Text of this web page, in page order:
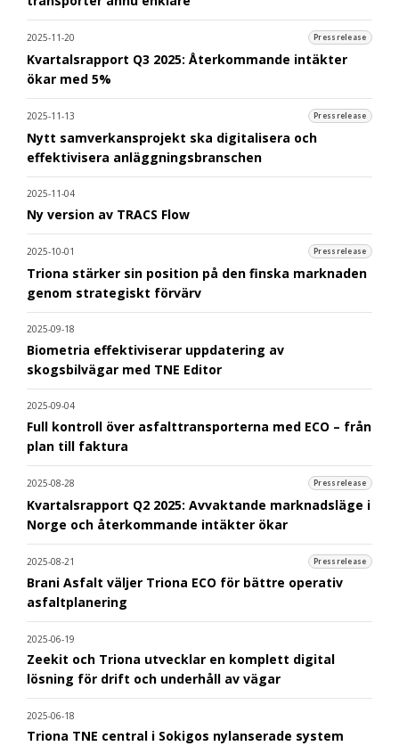
2025-11-20 Pressrelease
Kvartalsrapport Q3 2025: Återkommande intäkter
ökar med 5%
2025-11-13 Pressrelease
Nytt samverkansprojekt ska digitalisera och
effektivisera anläggningsbranschen
2025-11-04
Ny version av TRACS Flow
2025-10-01 Pressrelease
Triona stärker sin position på den finska marknaden
genom strategiskt förvärv
2025-09-18
Biometria effektiviserar uppdatering av
skogsbilvägar med TNE Editor
2025-09-04
Full kontroll över asfalttransporterna med ECO – från
plan till faktura
2025-08-28 Pressrelease
Kvartalsrapport Q2 2025: Avvaktande marknadsläge i
Norge och återkommande intäkter ökar
2025-08-21 Pressrelease
Brani Asfalt väljer Triona ECO för bättre operativ
asfaltplanering
2025-06-19
Zeekit och Triona utvecklar en komplett digital
lösning för drift och underhåll av vägar
2025-06-18
Triona TNE central i Sokigos nylanserade system